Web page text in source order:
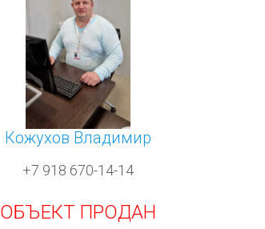
Кожухов Владимир
+7 918 670-14-14
ОБЪЕКТ ПРОДАН